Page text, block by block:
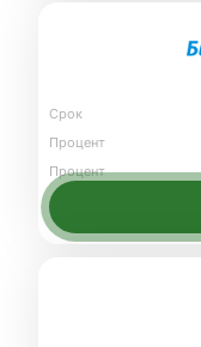
Срок
Процент
Процент